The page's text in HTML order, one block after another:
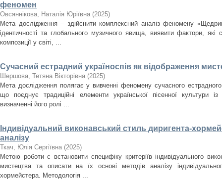
феномен
Овсяннікова, Наталія Юріївна (2025)
Мета дослідження – здійснити комплексний аналіз феномену
ідентичності та глобального музичного явища, виявити фактори,
композиції у світі, ...
Сучасний естрадний україноспів як відображення
Шершова, Тетяна Вікторівна (2025)
Мета дослідження полягає у вивченні феномену сучасного
що поєднує традиційні елементи української пісенної культури
визначенні його ролі ...
Індивідуальний виконавський стиль диригента-
аналізу
Ткач, Юлія Сергіївна (2025)
Метою роботи є встановити специфіку критеріїв індивідуального
мистецтва та описати на їх основі методів аналізу
хормейстера. Методологія ...